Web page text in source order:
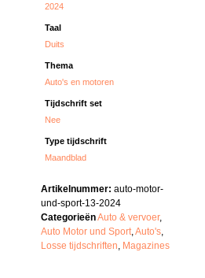
2024
Taal
Duits
Thema
Auto's en motoren
Tijdschrift set
Nee
Type tijdschrift
Maandblad
Artikelnummer: auto-motor-
und-sport-13-2024
CategorieënAuto & vervoer,
Auto Motor und Sport,Auto's,
Losse tijdschriften, Magazines